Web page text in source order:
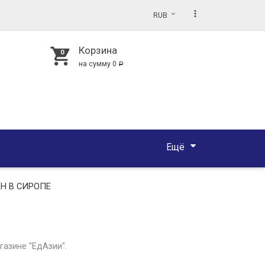
RUB more_vert
shopping_cart Корзина
на сумму 0 Р
Ещё
В СИРОПЕ
"ЕдАзии".